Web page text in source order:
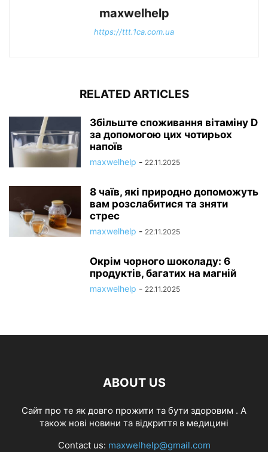
maxwelhelp
https://ttt.1ca.com.ua
RELATED ARTICLES
Збільште споживання вітаміну D
за допомогою цих чотирьох
напоїв
maxwelhelp - 22.11.2025
8 чаїв, які природно допоможуть
вам розслабитися та зняти
стрес
maxwelhelp - 22.11.2025
Окрім чорного шоколаду: 6
продуктів, багатих на магній
maxwelhelp - 22.11.2025
ABOUT US
Cайт про те як довго прожити та бути здоровим . А
також нові новини та відкриття в медицині
Contact us: maxwelhelp@gmail.com